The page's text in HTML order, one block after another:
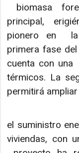
biomasa
principal,
pionero en la
primera fase
cuenta con
térmicos. La
permitirá ampliar
el suministro
viviendas, con